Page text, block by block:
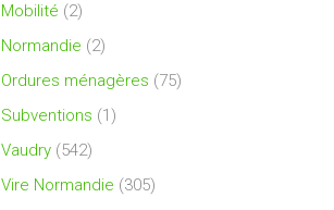
Mobilité (2)
Normandie (2)
Ordures ménagères (75)
Subventions (1)
Vaudry (542)
Vire Normandie (305)